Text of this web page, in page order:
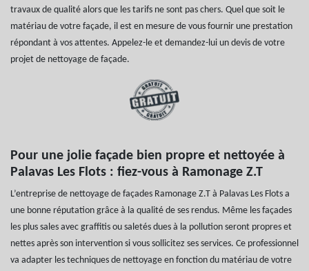
travaux de qualité alors que les tarifs ne sont pas chers. Quel que soit le
matériau de votre façade, il est en mesure de vous fournir une prestation
répondant à vos attentes. Appelez-le et demandez-lui un devis de votre
projet de nettoyage de façade.
Pour une jolie façade bien propre et nettoyée à
Palavas Les Flots : fiez-vous à Ramonage Z.T
L’entreprise de nettoyage de façades Ramonage Z.T à Palavas Les Flots a
une bonne réputation grâce à la qualité de ses rendus. Même les façades
les plus sales avec graffitis ou saletés dues à la pollution seront propres et
nettes après son intervention si vous sollicitez ses services. Ce professionnel
va adapter les techniques de nettoyage en fonction du matériau de votre